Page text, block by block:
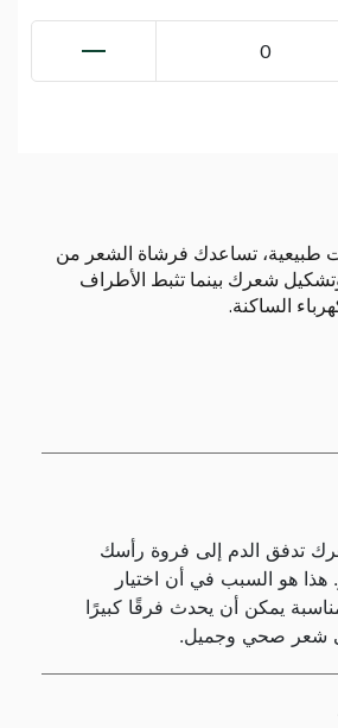
0
تساعدك فرشاة الشعر من
شعرك بينما تثبط الأطراف
الساكنة.
تدفق الدم إلى فروة رأسك
هذا هو السبب في أن اختيار
يمكن أن يحدث فرقًا كبيرًا
شعر صحي وجميل.